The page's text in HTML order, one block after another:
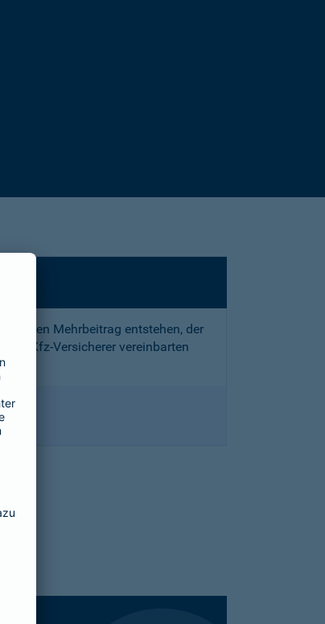
den Mehrbeitrag entstehen, der
Kfz-Versicherer vereinbarten